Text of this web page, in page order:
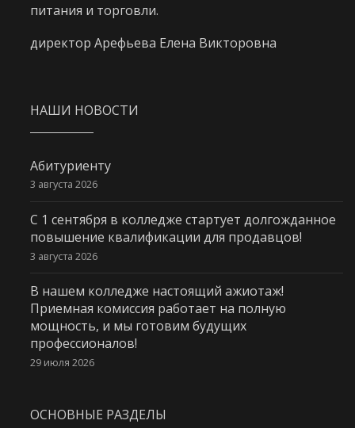
питания и торговли.
директор Арефьева Елена Викторовна
НАШИ НОВОСТИ
Абитуриенту
3 августа 2026
С 1 сентября в колледже стартует долгожданное
повышение квалификации для продавцов!
3 августа 2026
В нашем колледже настоящий ажиотаж!
Приемная комиссия работает на полную
мощность, и мы готовим будущих
профессионалов!
29 июля 2026
ОСНОВНЫЕ РАЗДЕЛЫ